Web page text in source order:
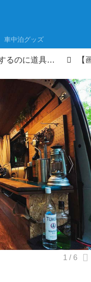
車中泊グッズ
車中泊で快眠するのに道具やテクも大事だけど重要なのは……VANLIFE弁護士が語る快眠術